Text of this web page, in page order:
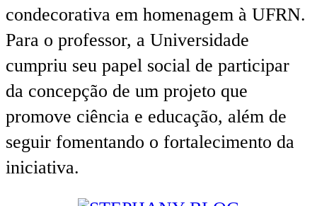
condecorativa em homenagem à UFRN.
Para o professor, a Universidade
cumpriu seu papel social de participar
da concepção de um projeto que
promove ciência e educação, além de
seguir fomentando o fortalecimento da
iniciativa.